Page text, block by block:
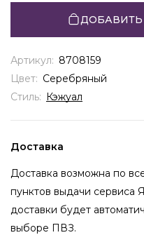
Артикул: 8708159
Цвет: Серебряный
Стиль: Кэжуал
Доставка
Доставка возможна по
пунктов выдачи сервиса
доставки будет
выборе ПВЗ.